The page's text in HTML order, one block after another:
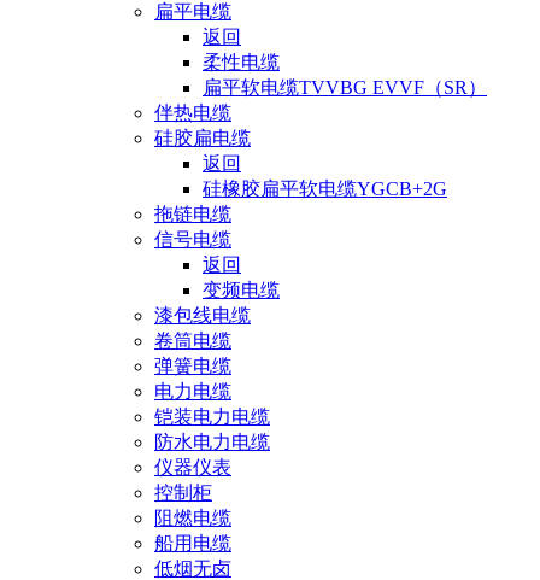
扁平电缆
返回
柔性电缆
扁平软电缆TVVBG EVVF（SR）
伴热电缆
硅胶扁电缆
返回
硅橡胶扁平软电缆YGCB+2G
拖链电缆
信号电缆
返回
变频电缆
漆包线电缆
卷筒电缆
弹簧电缆
电力电缆
铠装电力电缆
防水电力电缆
仪器仪表
控制柜
阻燃电缆
船用电缆
低烟无卤